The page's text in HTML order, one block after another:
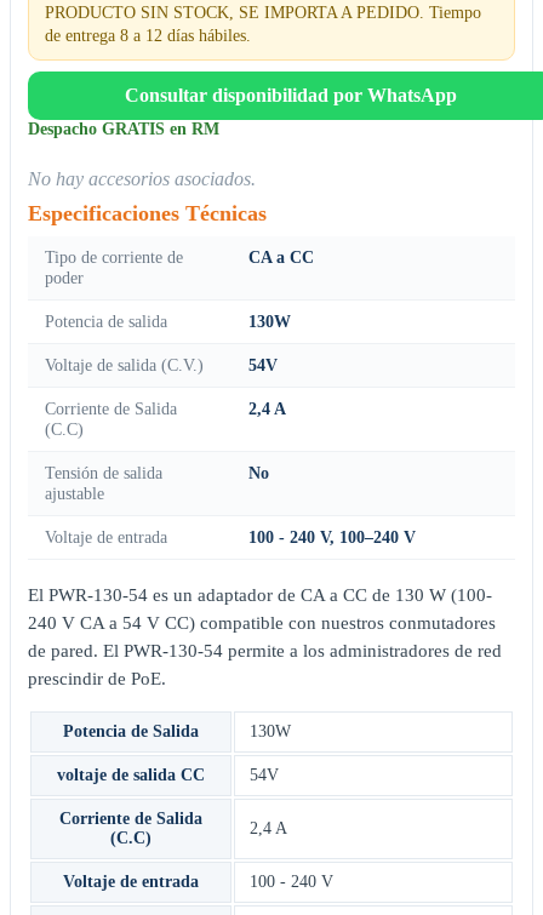
PRODUCTO SIN STOCK, SE IMPORTA A PEDIDO. Tiempo
de entrega 8 a 12 días hábiles.
Consultar disponibilidad por WhatsApp
Despacho GRATIS en RM
No hay accesorios asociados.
Especificaciones Técnicas
Tipo de corriente de
poder
CA a CC
Potencia de salida 130W
Voltaje de salida (C.V.) 54V
Corriente de Salida
(C.C)
2,4 A
Tensión de salida
ajustable
No
Voltaje de entrada 100 - 240 V, 100–240 V
El PWR-130-54 es un adaptador de CA a CC de 130 W (100-
240 V CA a 54 V CC) compatible con nuestros conmutadores
de pared. El PWR-130-54 permite a los administradores de red
prescindir de PoE.
Potencia de Salida 130W
voltaje de salida CC 54V
Corriente de Salida
(C.C)
2,4 A
Voltaje de entrada 100 - 240 V